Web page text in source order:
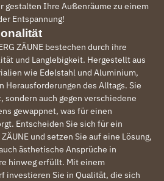
gestalten Ihre Außenräume zu einem
Entspannung!
ZÄUNE bestechen durch ihre
und Langlebigkeit. Hergestellt aus
wie Edelstahl und Aluminium,
Herausforderungen des Alltags. Sie
auch gegen verschiedene
gewappnet, was für einen
Entscheiden Sie sich für ein
und setzen Sie auf eine Lösung,
ästhetische Ansprüche in
hinweg erfüllt. Mit einem
investieren Sie in Qualität, die sich